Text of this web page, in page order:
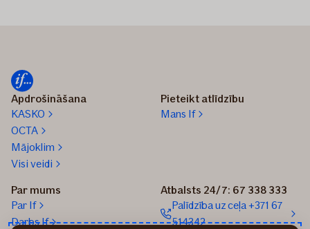
Apdrošināšana
KASKO
OCTA
Mājoklim
Visi veidi
Pieteikt atlīdzību
Mans If
Par mums
Par If
Darbs If
Atbalsts 24/7: 67 338 333
Palīdzība uz ceļa +371 67
514342